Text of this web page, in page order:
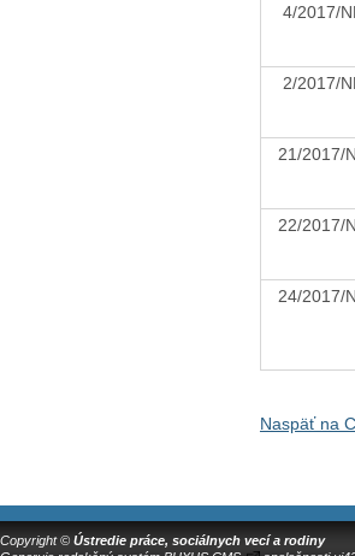
4/2017/
2/2017/
21/2017/
22/2017/
24/2017/
Naspäť na
Copyright © Ústredie práce, sociálnych vecí a rodiny